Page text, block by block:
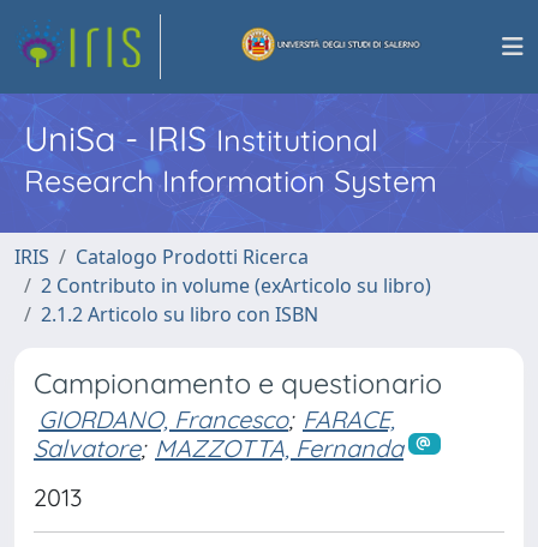
UniSa - IRISInstitutional
Research Information System
IRIS
Catalogo Prodotti Ricerca
2 Contributo in volume (exArticolo su libro)
2.1.2 Articolo su libro con ISBN
Campionamento e questionario
GIORDANO, Francesco; FARACE,
Salvatore; MAZZOTTA, Fernanda
2013